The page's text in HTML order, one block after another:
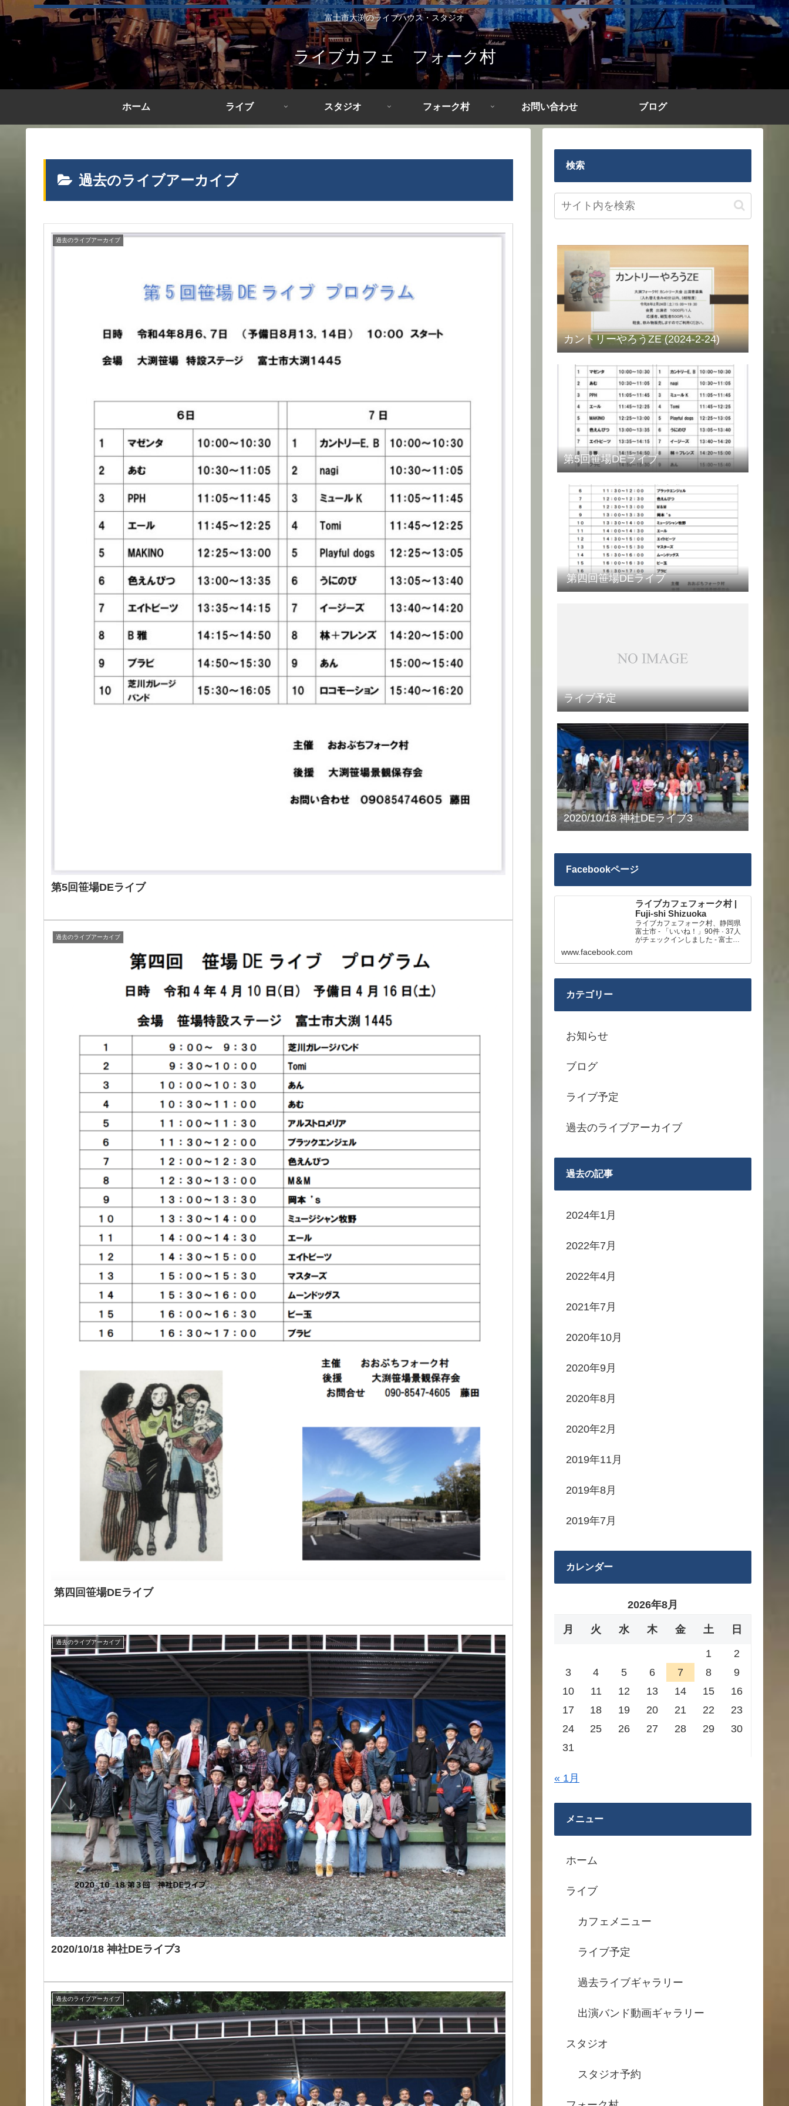
富士市大渕のライブハウス・スタジオ
ライブカフェ フォーク村
ホーム ライブ スタジオ フォーク村 お問い合わせ ブログ
過去のライブアーカイブ
過去のライブアーカイブ
第5回笹場DEライブ
過去のライブアーカイブ
第四回笹場DEライブ
過去のライブアーカイブ
2020/10/18 神社DEライブ3
過去のライブアーカイブ
検索
カントリーやろうZE (2024-2-24)
第5回笹場DEライブ
第四回笹場DEライブ
ライブ予定
2020/10/18 神社DEライブ3
Facebookページ
ライブカフェフォーク村 |
Fuji-shi Shizuoka
ライブカフェフォーク村、静岡県
富士市 - 「いいね！」90件 · 37人
がチェックインしました - 富士市
www.facebook.com
カテゴリー
お知らせ
ブログ
ライブ予定
過去のライブアーカイブ
過去の記事
2024年1月
2022年7月
2022年4月
2021年7月
2020年10月
2020年9月
2020年8月
2020年2月
2019年11月
2019年8月
2019年7月
カレンダー
2026年8月
月 火 水 木 金 土 日
1
2
3
4 5 6 7 8
9
10
11 12 13 14 15
16
17
18 19 20 21 22
23
24
25 26 27 28 29
30
31
« 1月
メニュー
ホーム
ライブ
カフェメニュー
ライブ予定
過去ライブギャラリー
出演バンド動画ギャラリー
スタジオ
スタジオ予約